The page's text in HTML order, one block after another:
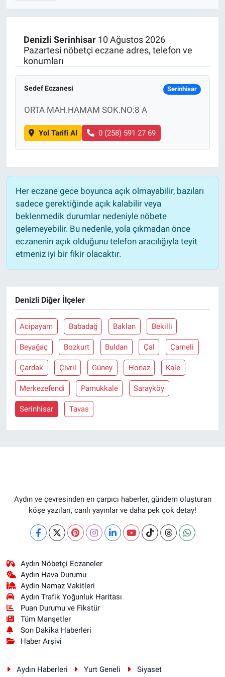
Denizli Serinhisar10 Ağustos 2026
Pazartesi nöbetçi eczane adres, telefon ve
konumları
Sedef Eczanesi Serinhisar
ORTA MAH.HAMAM SOK.NO:8 A
Yol Tarifi Al 0 (258) 591 27 69
Her eczane gece boyunca açık olmayabilir, bazıları
sadece gerektiğinde açık kalabilir veya
beklenmedik durumlar nedeniyle nöbete
gelemeyebilir. Bu nedenle, yola çıkmadan önce
eczanenin açık olduğunu telefon aracılığıyla teyit
etmeniz iyi bir fikir olacaktır.
Denizli Diğer İlçeler
Acipayam Babadağ Baklan Bekilli
Beyağaç Bozkurt Buldan Çal Çameli
Çardak Çivril Güney Honaz Kale
Merkezefendi Pamukkale Sarayköy
Serinhisar Tavas
Aydın ve çevresinden en çarpıcı haberler, gündem oluşturan
köşe yazıları, canlı yayınlar ve daha pek çok detay!
Aydın Nöbetçi Eczaneler
Aydın Hava Durumu
Aydin Namaz Vakitleri
Aydın Trafik Yoğunluk Haritası
Puan Durumu ve Fikstür
Tüm Manşetler
Son Dakika Haberleri
Haber Arşivi
Aydın Haberleri Yurt Geneli
Siyaset
RESMİ İLANLAR